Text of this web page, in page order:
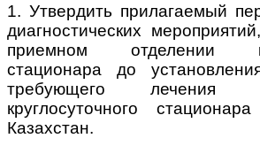
1. Утвердить прилагаемый
диагностических
приемном отделении
стационара до
требующего лечения
круглосуточного
Казахстан.